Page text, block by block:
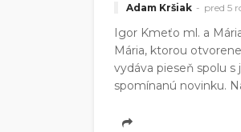
Adam Kršiak pred 5
Igor Kmeťo ml. a
Mária, ktorou
vydáva pieseň spolu
spomínanú novinku.